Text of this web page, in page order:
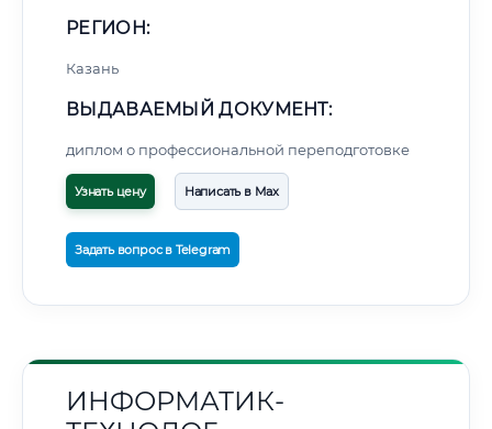
РЕГИОН:
Казань
ВЫДАВАЕМЫЙ ДОКУМЕНТ:
диплом о профессиональной переподготовке
Узнать цену Написать в Max
Задать вопрос в Telegram
ИНФОРМАТИК-